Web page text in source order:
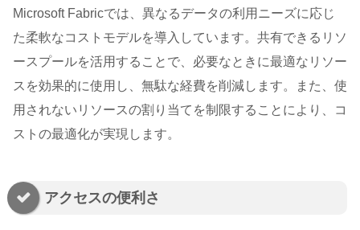
Microsoft Fabricでは、異なるデータの利用ニーズに応じ
た柔軟なコストモデルを導入しています。共有できるリソ
ースプールを活用することで、必要なときに最適なリソー
スを効果的に使用し、無駄な経費を削減します。また、使
用されないリソースの割り当てを制限することにより、コ
ストの最適化が実現します。
アクセスの便利さ